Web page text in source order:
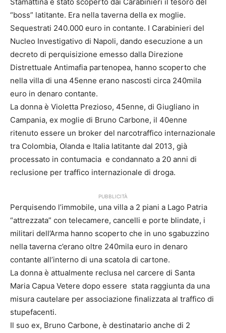
“boss” latitante. Era nella taverna della ex moglie.
Sequestrati 240.000 euro in contante. I Carabinieri del
Nucleo Investigativo di Napoli, dando esecuzione a un
decreto di perquisizione emesso dalla Direzione
Distrettuale Antimafia partenopea, hanno scoperto che
nella villa di una 45enne erano nascosti circa 240mila
euro in denaro contante.
La donna è Violetta Prezioso, 45enne, di Giugliano in
Campania, ex moglie di Bruno Carbone, il 40enne
ritenuto essere un broker del narcotraffico internazionale
tra Colombia, Olanda e Italia latitante dal 2013, già
processato in contumacia e condannato a 20 anni di
reclusione per traffico internazionale di droga.
PUBBLICITÀ
Perquisendo l’immobile, una villa a 2 piani a Lago Patria
“attrezzata” con telecamere, cancelli e porte blindate, i
militari dell’Arma hanno scoperto che in uno sgabuzzino
nella taverna c’erano oltre 240mila euro in denaro
contante all’interno di una scatola di cartone.
La donna è attualmente reclusa nel carcere di Santa
Maria Capua Vetere dopo essere stata raggiunta da una
misura cautelare per associazione finalizzata al traffico di
stupefacenti.
Il suo ex, Bruno Carbone, è destinatario anche di 2